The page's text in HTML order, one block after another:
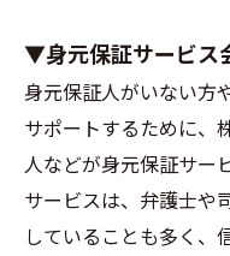
▼身元保証サービス
身元保証人がいない方
サポートするために、
人などが身元保証サー
サービスは、弁護士や
していることも多く、